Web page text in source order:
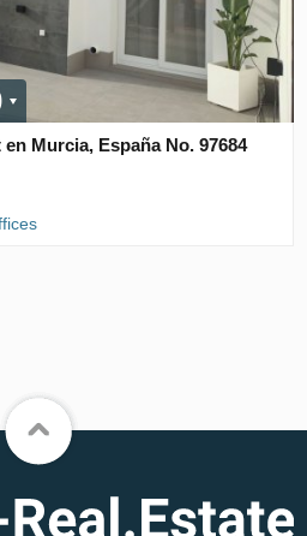
Murcia, España No. 97684